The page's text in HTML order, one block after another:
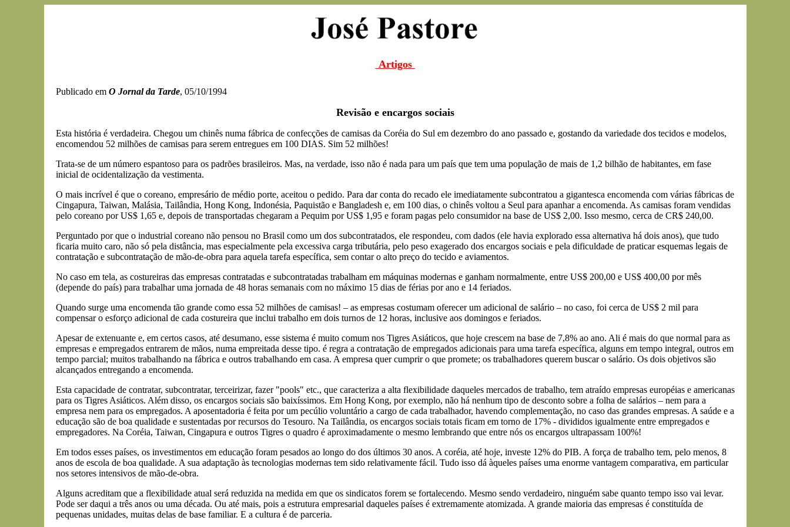
Artigos
Publicado em O Jornal da Tarde, 05/10/1994
Revisão e encargos sociais
Esta história é verdadeira. Chegou um chinês numa fábrica de confecções de camisas da Coréia do Sul em dezembro do ano passado e, gostando da variedade dos tecidos e modelos,
encomendou 52 milhões de camisas para serem entregues em 100 DIAS. Sim 52 milhões!
Trata-se de um número espantoso para os padrões brasileiros. Mas, na verdade, isso não é nada para um país que tem uma população de mais de 1,2 bilhão de habitantes, em fase
inicial de ocidentalização da vestimenta.
O mais incrível é que o coreano, empresário de médio porte, aceitou o pedido. Para dar conta do recado ele imediatamente subcontratou a gigantesca encomenda com várias fábricas de
Cingapura, Taiwan, Malásia, Tailândia, Hong Kong, Indonésia, Paquistão e Bangladesh e, em 100 dias, o chinês voltou a Seul para apanhar a encomenda. As camisas foram vendidas
pelo coreano por US$ 1,65 e, depois de transportadas chegaram a Pequim por US$ 1,95 e foram pagas pelo consumidor na base de US$ 2,00. Isso mesmo, cerca de CR$ 240,00.
Perguntado por que o industrial coreano não pensou no Brasil como um dos subcontratados, ele respondeu, com dados (ele havia explorado essa alternativa há dois anos), que tudo
ficaria muito caro, não só pela distância, mas especialmente pela excessiva carga tributária, pelo peso exagerado dos encargos sociais e pela dificuldade de praticar esquemas legais de
contratação e subcontratação de mão-de-obra para aquela tarefa específica, sem contar o alto preço do tecido e aviamentos.
No caso em tela, as costureiras das empresas contratadas e subcontratadas trabalham em máquinas modernas e ganham normalmente, entre US$ 200,00 e US$ 400,00 por mês
(depende do país) para trabalhar uma jornada de 48 horas semanais com no máximo 15 dias de férias por ano e 14 feriados.
Quando surge uma encomenda tão grande como essa 52 milhões de camisas! – as empresas costumam oferecer um adicional de salário – no caso, foi cerca de US$ 2 mil para
compensar o esforço adicional de cada costureira que inclui trabalho em dois turnos de 12 horas, inclusive aos domingos e feriados.
Apesar de extenuante e, em certos casos, até desumano, esse sistema é muito comum nos Tigres Asiáticos, que hoje crescem na base de 7,8% ao ano. Ali é mais do que normal para as
empresas e empregados entrarem de mãos, numa empreitada desse tipo. é regra a contratação de empregados adicionais para uma tarefa específica, alguns em tempo integral, outros em
tempo parcial; muitos trabalhando na fábrica e outros trabalhando em casa. A empresa quer cumprir o que promete; os trabalhadores querem buscar o salário. Os dois objetivos são
alcançados entregando a encomenda.
Esta capacidade de contratar, subcontratar, terceirizar, fazer "pools" etc., que caracteriza a alta flexibilidade daqueles mercados de trabalho, tem atraído empresas européias e americanas
para os Tigres Asiáticos. Além disso, os encargos sociais são baixíssimos. Em Hong Kong, por exemplo, não há nenhum tipo de desconto sobre a folha de salários – nem para a
empresa nem para os empregados. A aposentadoria é feita por um pecúlio voluntário a cargo de cada trabalhador, havendo complementação, no caso das grandes empresas. A saúde e a
educação são de boa qualidade e sustentadas por recursos do Tesouro. Na Tailândia, os encargos sociais totais ficam em torno de 17% - divididos igualmente entre empregados e
empregadores. Na Coréia, Taiwan, Cingapura e outros Tigres o quadro é aproximadamente o mesmo lembrando que entre nós os encargos ultrapassam 100%!
Em todos esses países, os investimentos em educação foram pesados ao longo do dos últimos 30 anos. A coréia, até hoje, investe 12% do PIB. A força de trabalho tem, pelo menos, 8
anos de escola de boa qualidade. A sua adaptação às tecnologias modernas tem sido relativamente fácil. Tudo isso dá àqueles países uma enorme vantagem comparativa, em particular
nos setores intensivos de mão-de-obra.
Alguns acreditam que a flexibilidade atual será reduzida na medida em que os sindicatos forem se fortalecendo. Mesmo sendo verdadeiro, ninguém sabe quanto tempo isso vai levar.
Pode ser daqui a três anos ou uma década. Ou até mais, pois a estrutura empresarial daqueles países é extremamente atomizada. A grande maioria das empresas é constituída de
pequenas unidades, muitas delas de base familiar. E a cultura é de parceria.